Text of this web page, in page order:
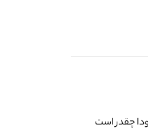
چقدر است